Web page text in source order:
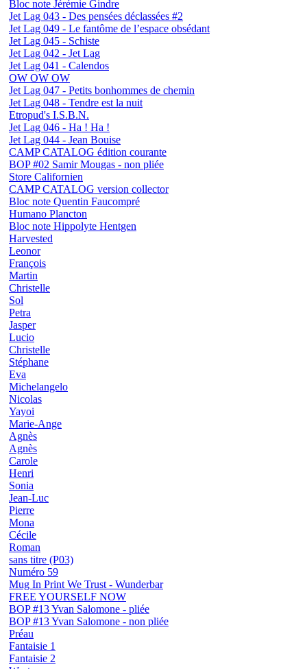
Bloc note Jérémie Gindre
Jet Lag 043 - Des pensées déclassées #2
Jet Lag 049 - Le fantôme de l’espace obsédant
Jet Lag 045 - Schiste
Jet Lag 042 - Jet Lag
Jet Lag 041 - Calendos
OW OW OW
Jet Lag 047 - Petits bonhommes de chemin
Jet Lag 048 - Tendre est la nuit
Etropud's I.S.B.N.
Jet Lag 046 - Ha ! Ha !
Jet Lag 044 - Jean Bouise
CAMP CATALOG édition courante
BOP #02 Samir Mougas - non pliée
Store Californien
CAMP CATALOG version collector
Bloc note Quentin Faucompré
Humano Plancton
Bloc note Hippolyte Hentgen
Harvested
Leonor
François
Martin
Christelle
Sol
Petra
Jasper
Lucio
Christelle
Stéphane
Eva
Michelangelo
Nicolas
Yayoi
Marie-Ange
Agnès
Agnès
Carole
Henri
Sonia
Jean-Luc
Pierre
Mona
Cécile
Roman
sans titre (P03)
Numéro 59
Mug In Print We Trust - Wunderbar
FREE YOURSELF NOW
BOP #13 Yvan Salomone - pliée
BOP #13 Yvan Salomone - non pliée
Préau
Fantaisie 1
Fantaisie 2